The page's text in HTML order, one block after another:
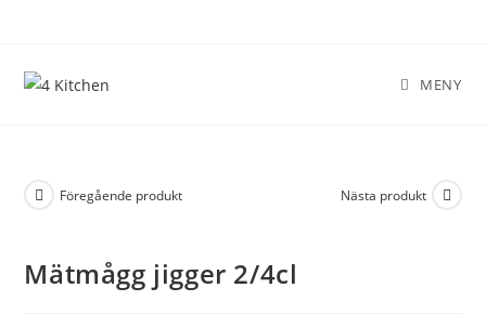
MENY
Föregående produkt Nästa produkt
Mätmågg jigger 2/4cl